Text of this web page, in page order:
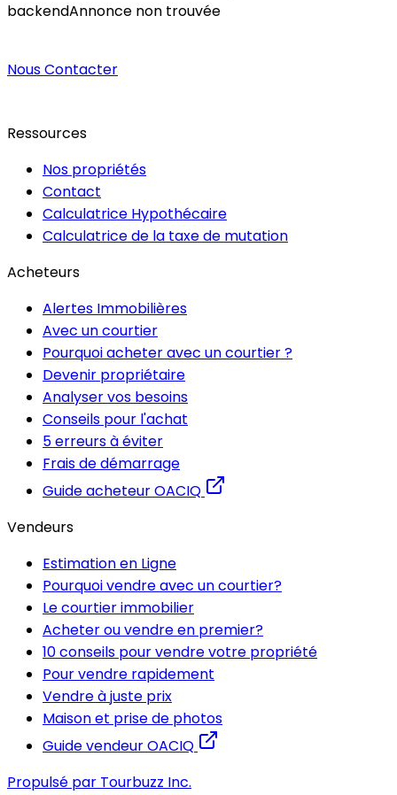
backendAnnonce non trouvée
Nous Contacter
Ressources
Nos propriétés
Contact
Calculatrice Hypothécaire
Calculatrice de la taxe de mutation
Acheteurs
Alertes Immobilières
Avec un courtier
Pourquoi acheter avec un courtier ?
Devenir propriétaire
Analyser vos besoins
Conseils pour l'achat
5 erreurs à éviter
Frais de démarrage
Guide acheteur OACIQ
Vendeurs
Estimation en Ligne
Pourquoi vendre avec un courtier?
Le courtier immobilier
Acheter ou vendre en premier?
10 conseils pour vendre votre propriété
Pour vendre rapidement
Vendre à juste prix
Maison et prise de photos
Guide vendeur OACIQ
Propulsé par Tourbuzz Inc.